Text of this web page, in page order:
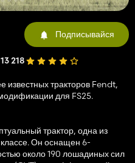
Подписывайся
13 218
известных тракторов Fendt,
для FS25.
трактор, одна из
Он оснащен 6-
около 190 лошадиных сил